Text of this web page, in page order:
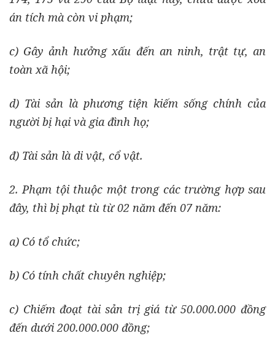
án tích mà còn vi phạm;
c) Gây ảnh hưởng xấu đến an ninh, trật tự, an
toàn xã hội;
d) Tài sản là phương tiện kiếm sống chính của
người bị hại và gia đình họ;
đ) Tài sản là di vật, cổ vật.
2. Phạm tội thuộc một trong các trường hợp sau
đây, thì bị phạt tù từ 02 năm đến 07 năm:
a) Có tổ chức;
b) Có tính chất chuyên nghiệp;
c) Chiếm đoạt tài sản trị giá từ 50.000.000 đồng
đến dưới 200.000.000 đồng;